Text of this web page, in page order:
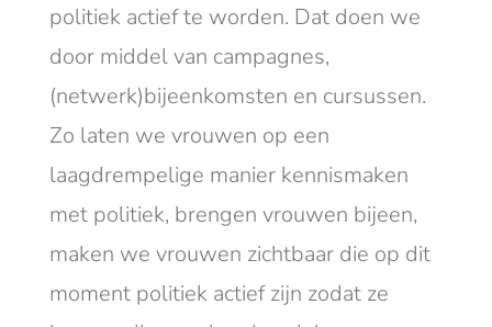
politiek actief te worden. Dat doen we
door middel van campagnes,
(netwerk)bijeenkomsten en cursussen.
Zo laten we vrouwen op een
laagdrempelige manier kennismaken
met politiek, brengen vrouwen bijeen,
maken we vrouwen zichtbaar die op dit
moment politiek actief zijn zodat ze